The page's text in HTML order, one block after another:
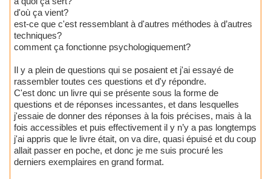
d'où ça vient?
est-ce que c'est ressemblant à d'autres méthodes à d’autres
techniques?
comment ça fonctionne psychologiquement?
Il y a plein de questions qui se posaient et j'ai essayé de
rassembler toutes ces questions et d'y répondre.
C'est donc un livre qui se présente sous la forme de
questions et de réponses incessantes, et dans lesquelles
j'essaie de donner des réponses à la fois précises, mais à la
fois accessibles et puis effectivement il y n’y a pas longtemps
j'ai appris que le livre était, on va dire, quasi épuisé et du coup
allait passer en poche, et donc je me suis procuré les
derniers exemplaires en grand format.